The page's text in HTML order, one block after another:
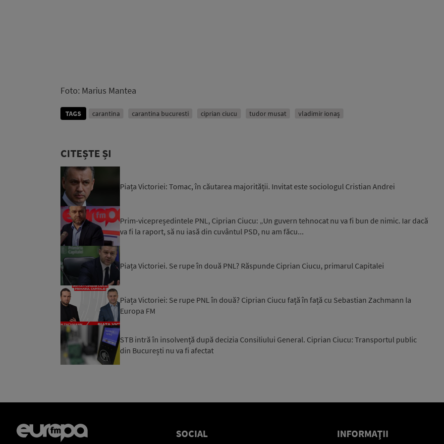
Foto: Marius Mantea
TAGS carantina carantina bucuresti ciprian ciucu tudor musat vladimir ionaș
CITEȘTE ȘI
Piața Victoriei: Tomac, în căutarea majorității. Invitat este sociologul Cristian Andrei
Prim-vicepreședintele PNL, Ciprian Ciucu: „Un guvern tehnocat nu va fi bun de nimic. Iar dacă
va fi la raport, să nu iasă din cuvântul PSD, nu am făcu...
Piața Victoriei. Se rupe în două PNL? Răspunde Ciprian Ciucu, primarul Capitalei
Piața Victoriei: Se rupe PNL în două? Ciprian Ciucu față în față cu Sebastian Zachmann la
Europa FM
STB intră în insolvență după decizia Consiliului General. Ciprian Ciucu: Transportul public
din București nu va fi afectat
SOCIAL INFORMAŢII